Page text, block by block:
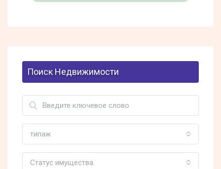
Поиск Недвижимости
типаж
Статус имущества